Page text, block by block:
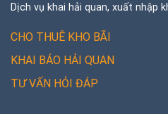
Dịch vụ khai hải quan, xuất nhập
CHO THUÊ KHO BÃI
KHAI BÁO HẢI QUAN
TƯ VẤN HỎI ĐÁP